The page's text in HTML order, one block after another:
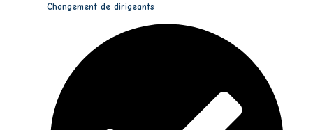
Changement de dirigeants